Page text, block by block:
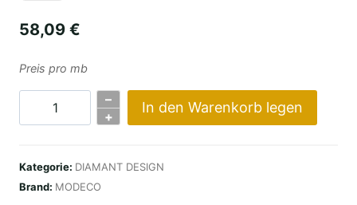
58,09 €
Preis pro mb
PREMIUM
DESIGN
SZARY
–
+
In den Warenkorb legen
Kategorie: DIAMANT DESIGN
Brand: MODECO